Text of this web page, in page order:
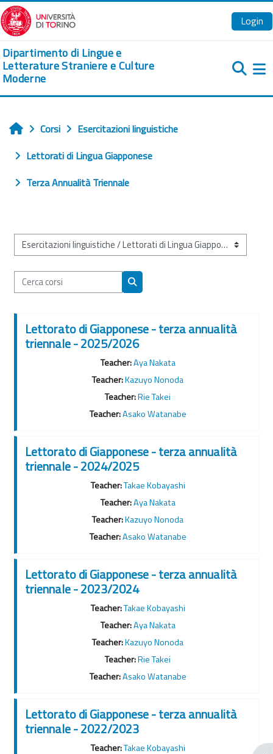
Vai al contenuto principale
Login
Dipartimento di Lingue e
Letterature Straniere e Culture
Moderne
Home
Corsi
Esercitazioni linguistiche
Lettorati di Lingua Giapponese
Terza Annualità Triennale
Categorie di corso
Cerca corsi
Cerca corsi
Lettorato di Giapponese - terza annualità
triennale - 2025/2026
Teacher:Aya Nakata
Teacher:Kazuyo Nonoda
Teacher:Rie Takei
Teacher:Asako Watanabe
Lettorato di Giapponese - terza annualità
triennale - 2024/2025
Teacher:Takae Kobayashi
Teacher:Aya Nakata
Teacher:Kazuyo Nonoda
Teacher:Asako Watanabe
Lettorato di Giapponese - terza annualità
triennale - 2023/2024
Teacher:Takae Kobayashi
Teacher:Aya Nakata
Teacher:Kazuyo Nonoda
Teacher:Rie Takei
Teacher:Asako Watanabe
Lettorato di Giapponese - terza annualità
triennale - 2022/2023
Teacher:Takae Kobayashi